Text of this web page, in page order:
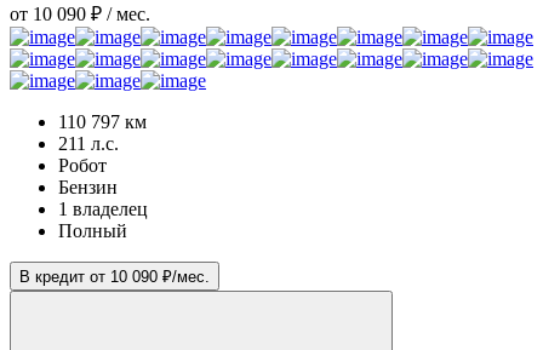
от 10 090 ₽ / мес.
110 797 км
211 л.с.
Робот
Бензин
1 владелец
Полный
В кредит от 10 090 ₽/мес.